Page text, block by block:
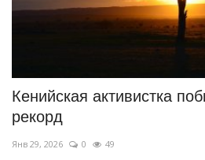
СПЕЦПРОЕКТЫ
Чек-лист
РАЗВЛЕЧЕНИЯ
Кенийская активистка
рекорд
Янв 29, 2026 0 49